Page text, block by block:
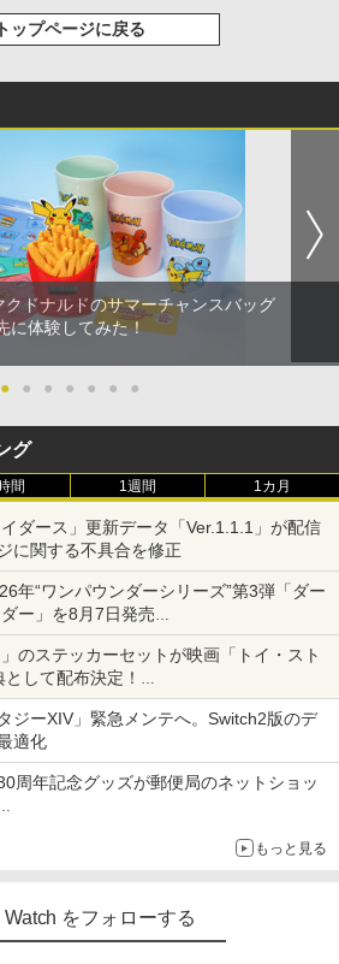
トップページに戻る
クドナルドのサマーチャンスバッグ
に体験してみた！
● ● ● ● ● ● ●
グ
間 1週間 1カ月
イダース」更新データ「Ver.1.1.1」が配信
に関する不具合を修正
年“ワンパウンダーシリーズ”第3弾「ダー
ー」を8月7日発売
ソース」を使用した超大型チーズバーガー
のステッカーセットが映画「トイ・スト
して配布決定！
数量限定で配布
ジーXIV」緊急メンテへ。Switch2版のデ
適化
周年記念グッズが郵便局のネットショッ
もっと見る
をフォローする